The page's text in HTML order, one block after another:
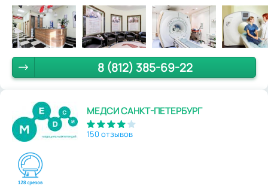
8 (812) 385-69-22
МЕДСИ САНКТ-ПЕТЕРБУРГ
150 отзывов